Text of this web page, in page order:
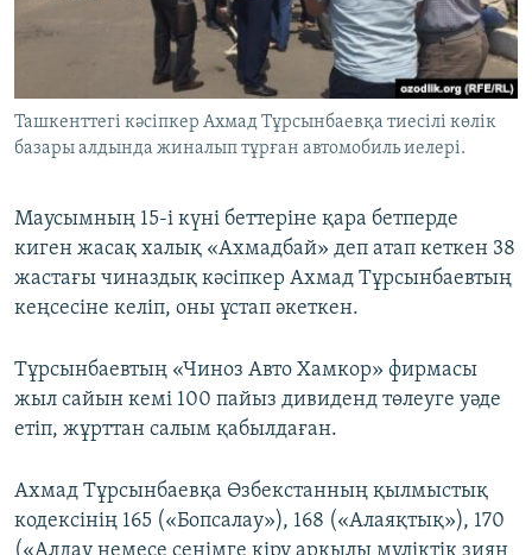
Ташкенттегі кәсіпкер Ахмад Тұрсынбаевқа тиесілі көлік
базары алдында жиналып тұрған автомобиль иелері.
Маусымның 15-і күні беттеріне қара бетперде
киген жасақ халық «Ахмадбай» деп атап кеткен 38
жастағы чиназдық кәсіпкер Ахмад Тұрсынбаевтың
кеңсесіне келіп, оны ұстап әкеткен.
Тұрсынбаевтың «Чиноз Авто Хамкор» фирмасы
жыл сайын кемі 100 пайыз дивиденд төлеуге уәде
етіп, жұрттан салым қабылдаған.
Ахмад Тұрсынбаевқа Өзбекстанның қылмыстық
кодексінің 165 («Бопсалау»), 168 («Алаяқтық»), 170